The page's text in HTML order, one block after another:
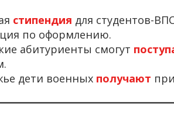
стипендия для студентов-
по оформлению.
абитуриенты смогут
дети военных получают